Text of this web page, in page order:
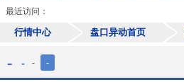
最近访问：
行情中心 盘口异动首页
- - - -